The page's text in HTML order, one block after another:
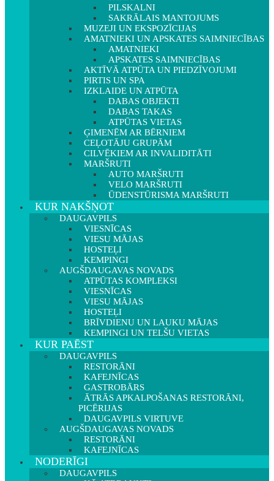
PILSKALNI
SAKRĀLAIS MANTOJUMS
MUZEJI UN EKSPOZĪCIJAS
AMATNIEKI UN APSKATES SAIMNIECĪBAS
AMATNIEKI
APSKATES SAIMNIECĪBAS
AKTĪVĀ ATPŪTA UN PIEDZĪVOJUMI
PIRTIS UN SPA
IZKLAIDE UN ATPŪTA
DABAS OBJEKTI
DABAS TAKAS
ATPŪTAS VIETAS
ĢIMENĒM AR BĒRNIEM
CEĻOTĀJU GRUPĀM
CILVĒKIEM AR INVALIDITĀTI
MARŠRUTI
AUTO MARŠRUTI
VELO MARŠRUTI
ŪDENSTŪRISMA MARŠRUTI
KUR NAKŠŅOT
DAUGAVPILS
VIESNĪCAS
VIESU MĀJAS
HOSTEĻI
KEMPINGI
AUGŠDAUGAVAS NOVADS
ATPŪTAS KOMPLEKSI
VIESNĪCAS
VIESU MĀJAS
HOSTEĻI
BRĪVDIENU UN LAUKU MĀJAS
KEMPINGI UN TELŠU VIETAS
KUR PAĒST
DAUGAVPILS
RESTORĀNI
KAFEJNĪCAS
GASTROBĀRS
ĀTRĀS APKALPOŠANAS RESTORĀNI,
PICĒRIJAS
DAUGAVPILS VIRTUVE
AUGŠDAUGAVAS NOVADS
RESTORĀNI
KAFEJNĪCAS
NODERĪGI
DAUGAVPILS